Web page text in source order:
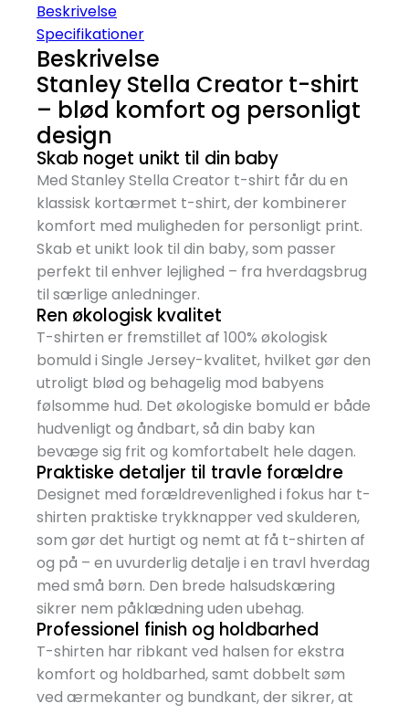
Beskrivelse
Specifikationer
Beskrivelse
Stanley Stella Creator t-shirt
– blød komfort og personligt
design
Skab noget unikt til din baby
Med Stanley Stella Creator t-shirt får du en
klassisk kortærmet t-shirt, der kombinerer
komfort med muligheden for personligt print.
Skab et unikt look til din baby, som passer
perfekt til enhver lejlighed – fra hverdagsbrug
til særlige anledninger.
Ren økologisk kvalitet
T-shirten er fremstillet af 100% økologisk
bomuld i Single Jersey-kvalitet, hvilket gør den
utroligt blød og behagelig mod babyens
følsomme hud. Det økologiske bomuld er både
hudvenligt og åndbart, så din baby kan
bevæge sig frit og komfortabelt hele dagen.
Praktiske detaljer til travle forældre
Designet med forældrevenlighed i fokus har t-
shirten praktiske trykknapper ved skulderen,
som gør det hurtigt og nemt at få t-shirten af
og på – en uvurderlig detalje i en travl hverdag
med små børn. Den brede halsudskæring
sikrer nem påklædning uden ubehag.
Professionel finish og holdbarhed
T-shirten har ribkant ved halsen for ekstra
komfort og holdbarhed, samt dobbelt søm
ved ærmekanter og bundkant, der sikrer, at